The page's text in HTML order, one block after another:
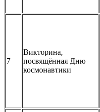
7
Викторина,
посвящённая Дню
космонавтики